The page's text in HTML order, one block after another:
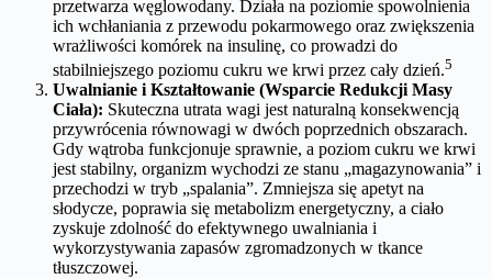
przetwarza węglowodany. Działa na poziomie spowolnienia
ich wchłaniania z przewodu pokarmowego oraz zwiększenia
wrażliwości komórek na insulinę, co prowadzi do
stabilniejszego poziomu cukru we krwi przez cały dzień.5
Uwalnianie i Kształtowanie (Wsparcie Redukcji Masy
Ciała): Skuteczna utrata wagi jest naturalną konsekwencją
przywrócenia równowagi w dwóch poprzednich obszarach.
Gdy wątroba funkcjonuje sprawnie, a poziom cukru we krwi
jest stabilny, organizm wychodzi ze stanu „magazynowania” i
przechodzi w tryb „spalania”. Zmniejsza się apetyt na
słodycze, poprawia się metabolizm energetyczny, a ciało
zyskuje zdolność do efektywnego uwalniania i
wykorzystywania zapasów zgromadzonych w tkance
tłuszczowej.